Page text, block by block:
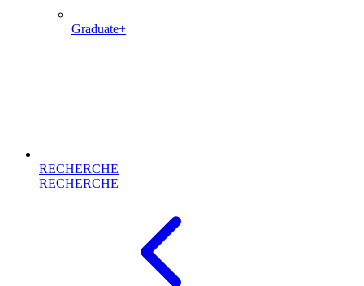
Graduate+
RECHERCHE
RECHERCHE